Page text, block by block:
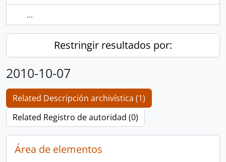
...
Restringir resultados por:
2010-10-07
Related Descripción archivística (1)
Related Registro de autoridad (0)
Área de elementos